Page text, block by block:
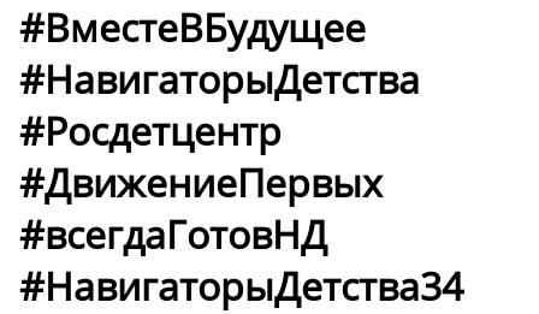
#ВместеВБудущее
#НавигаторыДетства
#Росдетцентр
#ДвижениеПервых
#всегдаГотовНД
#НавигаторыДетства34